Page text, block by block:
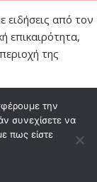
ειδήσεις από τον
επικαιρότητα,
της
την
συνεχίσετε να
πως είστε